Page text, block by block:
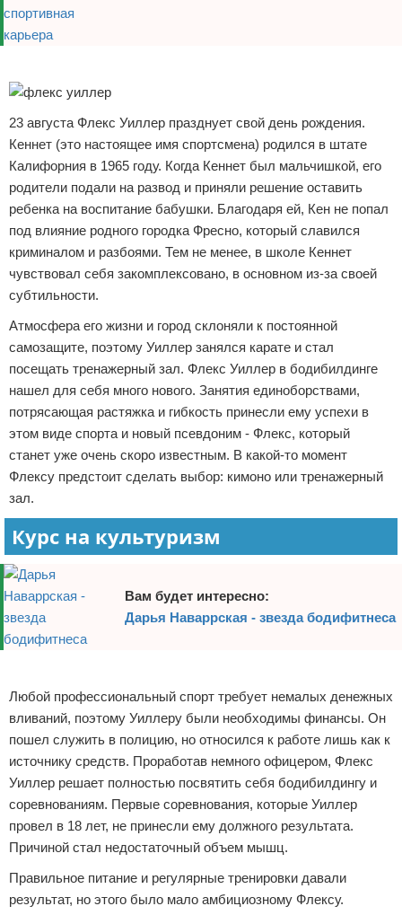
23 августа Флекс Уиллер празднует свой день рождения.
Кеннет (это настоящее имя спортсмена) родился в штате
Калифорния в 1965 году. Когда Кеннет был мальчишкой, его
родители подали на развод и приняли решение оставить
ребенка на воспитание бабушки. Благодаря ей, Кен не попал
под влияние родного городка Фресно, который славился
криминалом и разбоями. Тем не менее, в школе Кеннет
чувствовал себя закомплексовано, в основном из-за своей
субтильности.
Атмосфера его жизни и город склоняли к постоянной
самозащите, поэтому Уиллер занялся карате и стал
посещать тренажерный зал. Флекс Уиллер в бодибилдинге
нашел для себя много нового. Занятия единоборствами,
потрясающая растяжка и гибкость принесли ему успехи в
этом виде спорта и новый псевдоним - Флекс, который
станет уже очень скоро известным. В какой-то момент
Флексу предстоит сделать выбор: кимоно или тренажерный
зал.
Курс на культуризм
Вам будет интересно:
Дарья Наваррская - звезда бодифитнеса
Любой профессиональный спорт требует немалых денежных
вливаний, поэтому Уиллеру были необходимы финансы. Он
пошел служить в полицию, но относился к работе лишь как к
источнику средств. Проработав немного офицером, Флекс
Уиллер решает полностью посвятить себя бодибилдингу и
соревнованиям. Первые соревнования, которые Уиллер
провел в 18 лет, не принесли ему должного результата.
Причиной стал недостаточный объем мышц.
Правильное питание и регулярные тренировки давали
результат, но этого было мало амбициозному Флексу.